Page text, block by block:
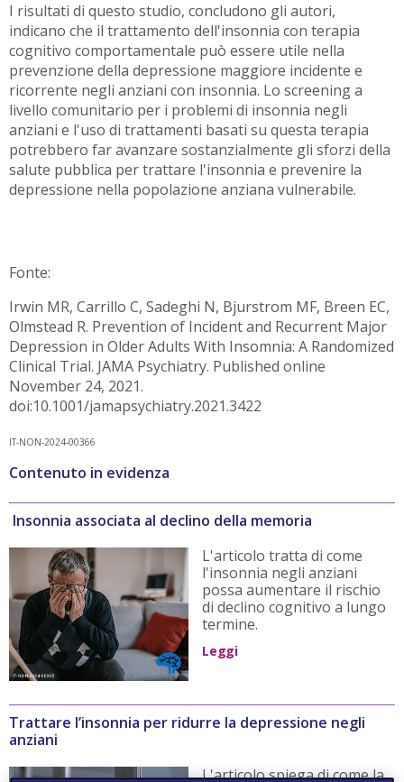
I risultati di questo studio, concludono gli autori,
indicano che il trattamento dell'insonnia con terapia
cognitivo comportamentale può essere utile nella
prevenzione della depressione maggiore incidente e
ricorrente negli anziani con insonnia. Lo screening a
livello comunitario per i problemi di insonnia negli
anziani e l'uso di trattamenti basati su questa terapia
potrebbero far avanzare sostanzialmente gli sforzi della
salute pubblica per trattare l'insonnia e prevenire la
depressione nella popolazione anziana vulnerabile.
Fonte:
Irwin MR, Carrillo C, Sadeghi N, Bjurstrom MF, Breen EC,
Olmstead R. Prevention of Incident and Recurrent Major
Depression in Older Adults With Insomnia: A Randomized
Clinical Trial. JAMA Psychiatry. Published online
November 24, 2021.
doi:10.1001/jamapsychiatry.2021.3422
IT-NON-2024-00366
Contenuto in evidenza
Insonnia associata al declino della memoria
L'articolo tratta di come
l'insonnia negli anziani
possa aumentare il rischio
di declino cognitivo a lungo
termine.
Leggi
Trattare l’insonnia per ridurre la depressione negli
anziani
L'articolo spiega di come la